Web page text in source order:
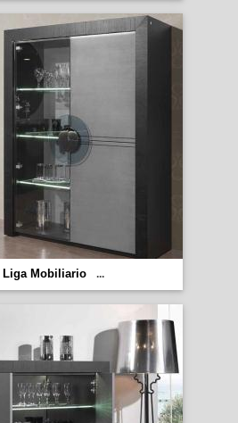
Liga Mobiliario ...